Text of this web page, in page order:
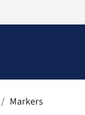
Markers